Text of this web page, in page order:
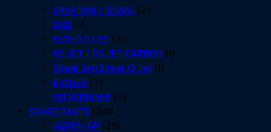
SPARTAN / SKWAL (2)
OXO (1)
EVO-GT / ES (2)
RS JET / RS JET CARBON (1)
Skwal Jet/Skwal i3 Jet (1)
EVOJET (2)
CITYCRUISER (2)
SPARE PARTS (241)
AERON GP (29)